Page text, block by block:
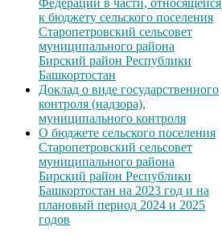
Федерации в части, относящейся
к бюджету сельского поселения
Старопетровский сельсовет
муниципального района
Бирский район Республики
Башкортостан
Доклад о виде государственного
контроля (надзора),
муниципального контроля
О бюджете сельского поселения
Старопетровский сельсовет
муниципального района
Бирский район Республики
Башкортостан на 2023 год и на
плановый период 2024 и 2025
годов